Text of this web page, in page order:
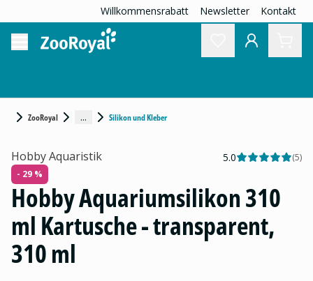
Willkommensrabatt Newsletter Kontakt
ZooRoyal ... Silikon und Kleber
Hobby Aquaristik 5.0 (5)
- 29 %
Hobby Aquariumsilikon 310
ml Kartusche - transparent,
310 ml